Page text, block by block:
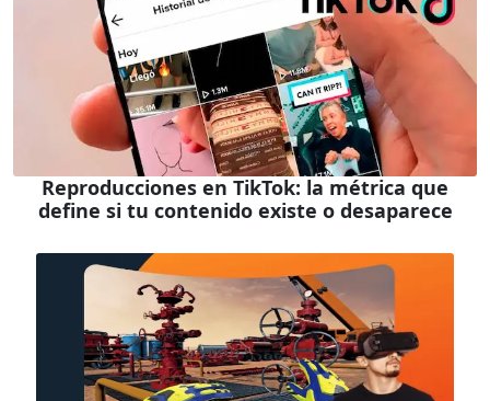
Reproducciones en TikTok: la métrica que
define si tu contenido existe o desaparece